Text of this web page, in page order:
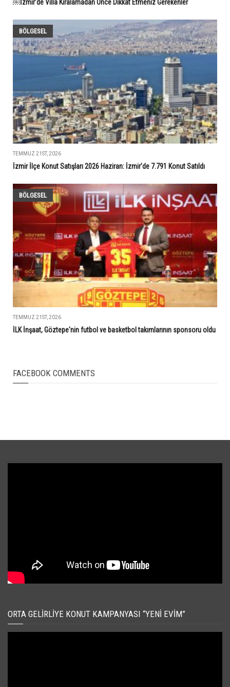
￼İzmir’de Villa Kiralamadan Önce Dikkat Etmeniz Gerekenler
BÖLGESEL
TEMMUZ 21ST, 2026
İzmir İlçe Konut Satışları 2026 Haziran: İzmir’de 7.791 Konut Satıldı
BÖLGESEL
TEMMUZ 21ST, 2026
İLK İnşaat, Göztepe'nin futbol ve basketbol takımlarının sponsoru oldu
FACEBOOK COMMENTS
ORTA GELIRLIYE KONUT KAMPANYASI “YENI EVIM”